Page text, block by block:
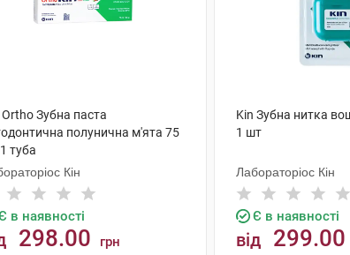
Ortho Зубна паста
полунична м'ята 75
туба
Кін
в наявності
298.00 грн
Kin Зубна нитка
1 шт
Лабораторіос Кін
Є в наявності
від 299.00